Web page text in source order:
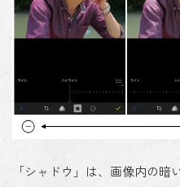
「シャドウ」は、画像内の